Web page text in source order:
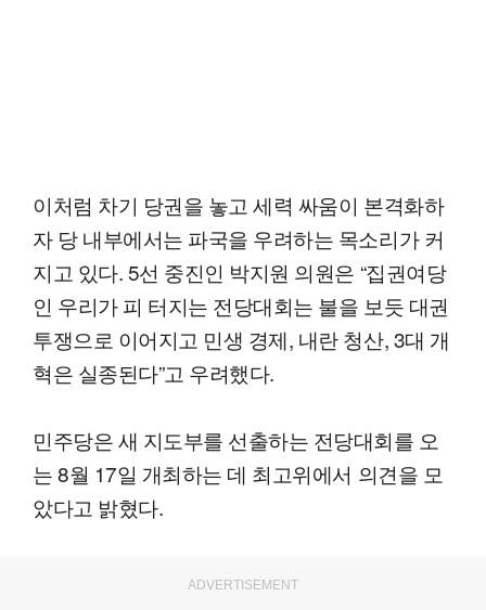
이처럼 차기 당권을 놓고 세력 싸움이 본격화하
자 당 내부에서는 파국을 우려하는 목소리가 커
지고 있다. 5선 중진인 박지원 의원은 “집권여당
인 우리가 피 터지는 전당대회는 불을 보듯 대권
투쟁으로 이어지고 민생 경제, 내란 청산, 3대 개
혁은 실종된다”고 우려했다.
민주당은 새 지도부를 선출하는 전당대회를 오
는 8월 17일 개최하는 데 최고위에서 의견을 모
았다고 밝혔다.
ADVERTISEMENT